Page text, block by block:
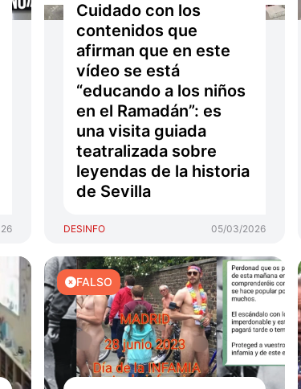
Cuidado con los
contenidos que
afirman que en este
vídeo se está
“educando a los niños
en el Ramadán”: es
una visita guiada
teatralizada sobre
leyendas de la historia
de Sevilla
DESINFO 05/03/2026
FALSO